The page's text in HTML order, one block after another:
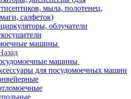
мыла, полотенец,
салфеток)
облучатели
машины
машины
для посудомоечных машин